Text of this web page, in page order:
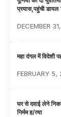
प्रयास,पहुंची डायल
DECEMBER
महा दंगल में विदेशी
FEBRUARY 5,
घर से दवाई लेने
निर्मम ह/त्या